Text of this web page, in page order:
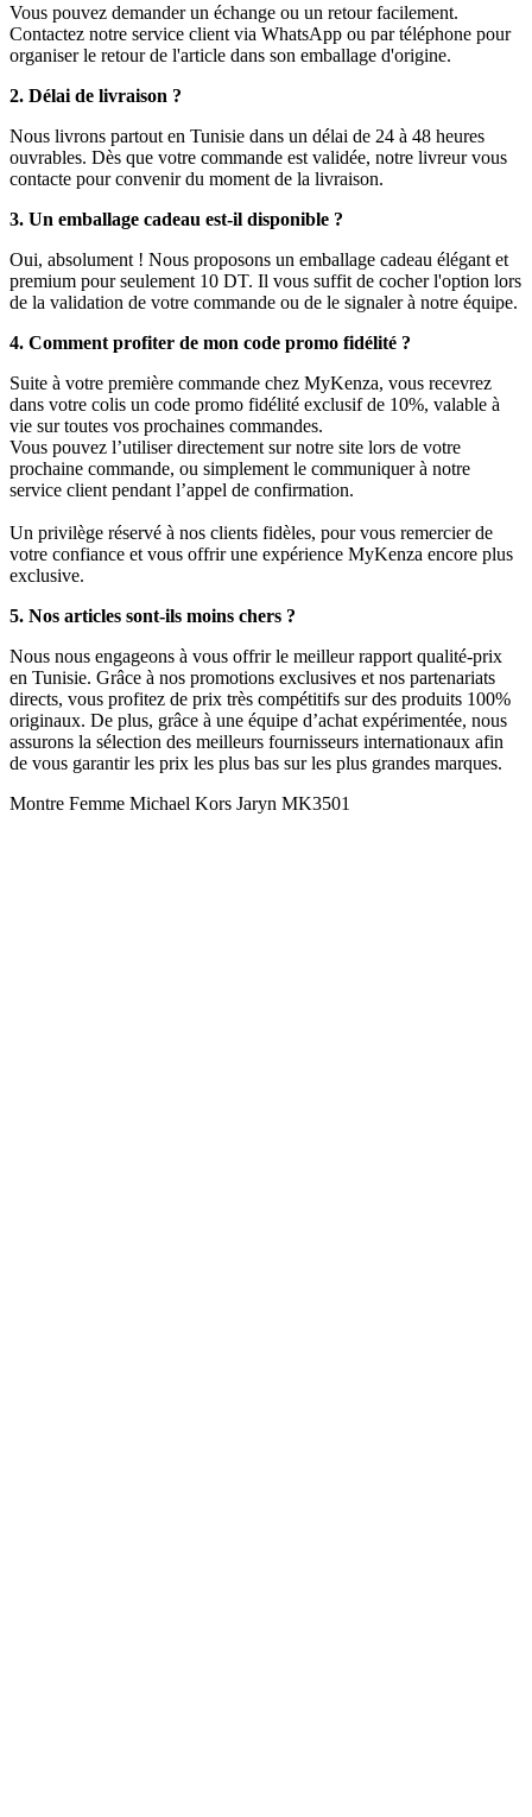
Vous pouvez demander un échange ou un retour facilement.
Contactez notre service client via WhatsApp ou par téléphone pour
organiser le retour de l'article dans son emballage d'origine.
2. Délai de livraison ?
Nous livrons partout en Tunisie dans un délai de 24 à 48 heures
ouvrables. Dès que votre commande est validée, notre livreur vous
contacte pour convenir du moment de la livraison.
3. Un emballage cadeau est-il disponible ?
Oui, absolument ! Nous proposons un emballage cadeau élégant et
premium pour seulement 10 DT. Il vous suffit de cocher l'option lors
de la validation de votre commande ou de le signaler à notre équipe.
4. Comment profiter de mon code promo fidélité ?
Suite à votre première commande chez MyKenza, vous recevrez
dans votre colis un code promo fidélité exclusif de 10%, valable à
vie sur toutes vos prochaines commandes.
Vous pouvez l’utiliser directement sur notre site lors de votre
prochaine commande, ou simplement le communiquer à notre
service client pendant l’appel de confirmation.
Un privilège réservé à nos clients fidèles, pour vous remercier de
votre confiance et vous offrir une expérience MyKenza encore plus
exclusive.
5. Nos articles sont-ils moins chers ?
Nous nous engageons à vous offrir le meilleur rapport qualité-prix
en Tunisie. Grâce à nos promotions exclusives et nos partenariats
directs, vous profitez de prix très compétitifs sur des produits 100%
originaux. De plus, grâce à une équipe d’achat expérimentée, nous
assurons la sélection des meilleurs fournisseurs internationaux afin
de vous garantir les prix les plus bas sur les plus grandes marques.
Montre Femme Michael Kors Jaryn MK3501